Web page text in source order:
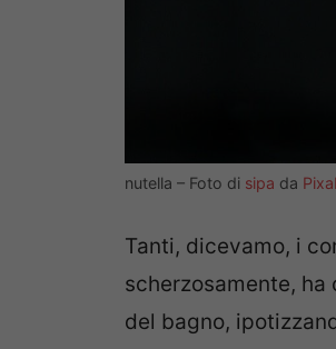
nutella – Foto di sipa da
Tanti, dicevamo, i
scherzosamente,
del bagno,